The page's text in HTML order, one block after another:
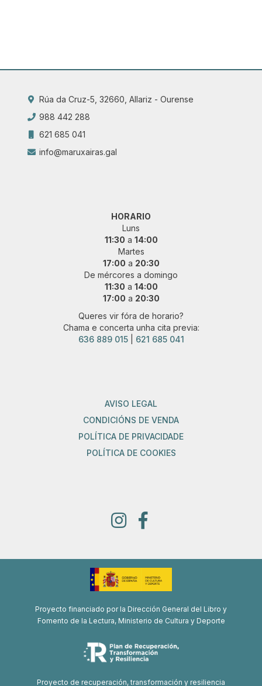
Rúa da Cruz-5, 32660, Allariz - Ourense
988 442 288
621 685 041
info@maruxairas.gal
HORARIO
Luns
11:30 a 14:00
Martes
17:00 a 20:30
De mércores a domingo
11:30 a 14:00
17:00 a 20:30
Queres vir fóra de horario?
Chama e concerta unha cita previa:
636 889 015| 621 685 041
AVISO LEGAL
CONDICIÓNS DE VENDA
POLÍTICA DE PRIVACIDADE
POLÍTICA DE COOKIES
Proyecto financiado por la Dirección General del Libro y
Fomento de la Lectura, Ministerio de Cultura y Deporte
Proyecto de recuperación, transformación y resiliencia